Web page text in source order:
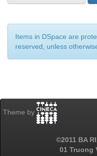
Items in DSpace are
reserved, unless
Theme by
©2011 BA
01 Truong